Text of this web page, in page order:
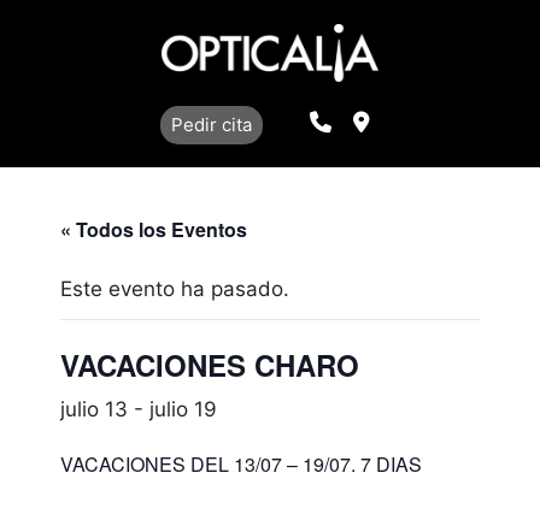
Pedir cita LlamarLocalización
« Todos los Eventos
Este evento ha pasado.
VACACIONES CHARO
julio 13 - julio 19
VACACIONES DEL 13/07 – 19/07. 7 DIAS